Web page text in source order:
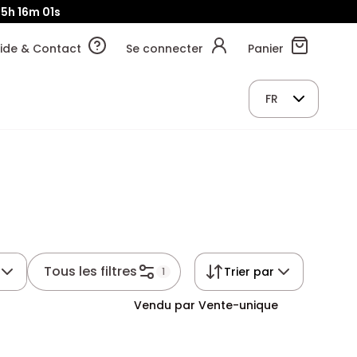
16m 00s
& Contact Se connecter Panier
FR
Tous les filtres 1 Trier par
Vendu par Vente-unique